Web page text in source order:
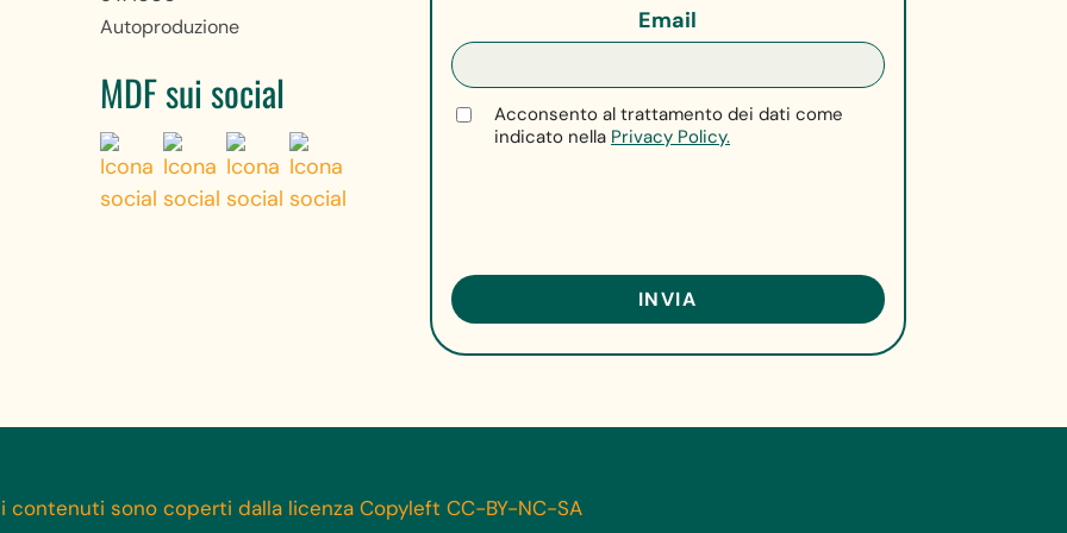
Autoproduzione
MDF sui social
Email
Acconsento al trattamento dei dati come
indicato nella Privacy Policy.
contenuti sono coperti dalla licenza Copyleft CC-BY-NC-SA